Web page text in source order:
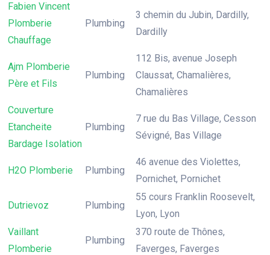
Fabien Vincent
Plomberie
Chauffage
Plumbing
3 chemin du Jubin, Dardilly,
Dardilly
Ajm Plomberie
Père et Fils
Plumbing
112 Bis, avenue Joseph
Claussat, Chamalières,
Chamalières
Couverture
Etancheite
Bardage Isolation
Plumbing
7 rue du Bas Village, Cesson
Sévigné, Bas Village
H2O Plomberie Plumbing
46 avenue des Violettes,
Pornichet, Pornichet
Dutrievoz Plumbing
55 cours Franklin Roosevelt,
Lyon, Lyon
Vaillant
Plomberie
Plumbing
370 route de Thônes,
Faverges, Faverges